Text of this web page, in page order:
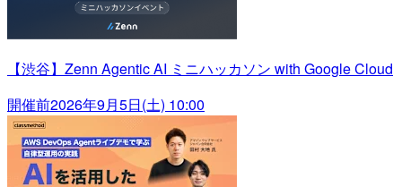
【渋谷】Zenn Agentic AI ミニハッカソン with Google Cloud
開催前2026年9月5日(土) 10:00